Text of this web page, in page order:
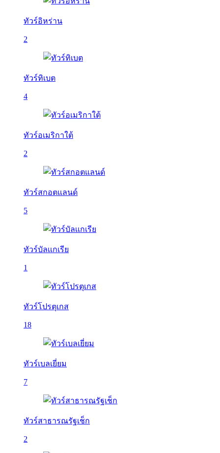
ทัวร์อิหร่าน
2
ทัวร์ทิเบต
4
ทัวร์อเมริกาใต้
2
ทัวร์สกอตแลนด์
5
ทัวร์บัลเเกเรีย
1
ทัวร์โปรตุเกส
18
ทัวร์เบลเยี่ยม
7
ทัวร์สาธารณรัฐเช็ก
2